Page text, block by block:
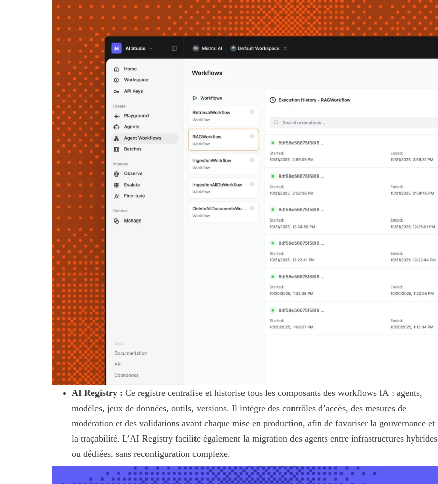
AI Registry : Ce registre centralise et historise tous les composants des workflows IA : agents,
modèles, jeux de données, outils, versions. Il intègre des contrôles d’accès, des mesures de
modération et des validations avant chaque mise en production, afin de favoriser la gouvernance et
la traçabilité. L’AI Registry facilite également la migration des agents entre infrastructures hybrides
ou dédiées, sans reconfiguration complexe.